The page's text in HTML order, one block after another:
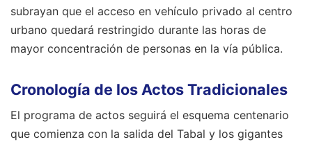
subrayan que el acceso en vehículo privado al centro
urbano quedará restringido durante las horas de
mayor concentración de personas en la vía pública.
Cronología de los Actos Tradicionales
El programa de actos seguirá el esquema centenario
que comienza con la salida del Tabal y los gigantes